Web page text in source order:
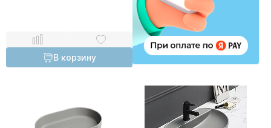
В корзину